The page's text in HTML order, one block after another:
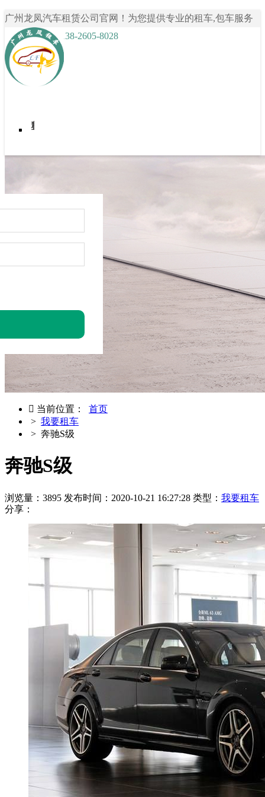
广州龙凤汽车租赁公司官网！为您提供专业的租车,包车服务
咨询热线： 138-2605-8028
首页
我要租车
租车案例
关于龙凤租车
租车资讯
联系我们
 当前位置： 首页
> 我要租车
> 奔驰S级
奔驰S级
浏览量：3895 发布时间：2020-10-21 16:27:28 类型： 我要租车
分享：